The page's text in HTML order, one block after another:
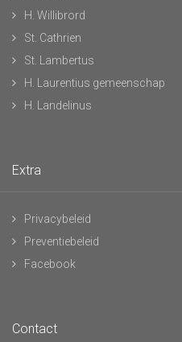
H. Willibrord
St. Cathrien
St. Lambertus
H. Laurentius gemeenschap
H. Landelinus
Extra
Privacybeleid
Preventiebeleid
Facebook
Contact